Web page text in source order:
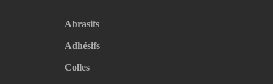
Abrasifs
Adhésifs
Colles